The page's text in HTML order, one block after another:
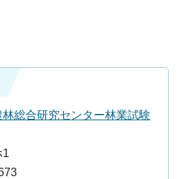
総合研究センター林業試験
1